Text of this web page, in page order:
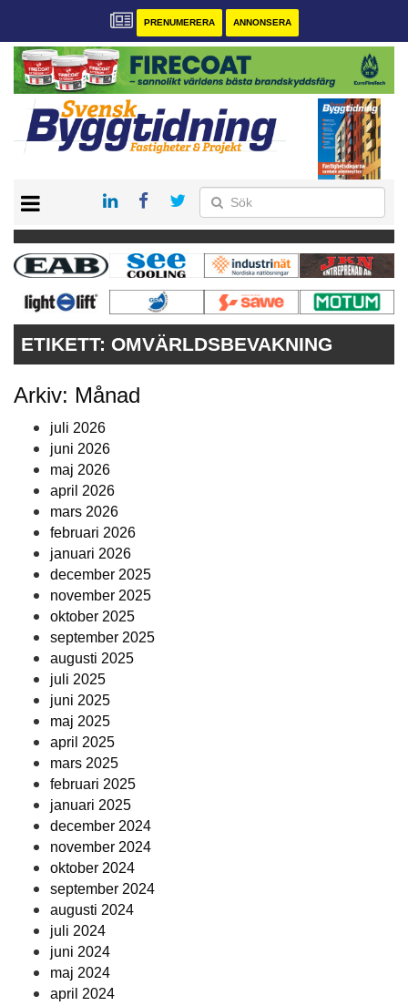
PRENUMERERA ANNONSERA
PRENUMERERA
VÅRA ANDRA MAGASIN
ANNONSERA
ETIKETT: OMVÄRLDSBEVAKNING
Arkiv: Månad
juli 2026
juni 2026
maj 2026
april 2026
mars 2026
februari 2026
januari 2026
december 2025
november 2025
oktober 2025
september 2025
augusti 2025
juli 2025
juni 2025
maj 2025
april 2025
mars 2025
februari 2025
januari 2025
december 2024
november 2024
oktober 2024
september 2024
augusti 2024
juli 2024
juni 2024
maj 2024
april 2024